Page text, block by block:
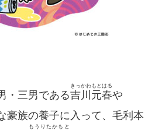
・三男である吉川元春
きっかわもとはる
や
豪族の養子に入って、毛利本
もうりたかもと